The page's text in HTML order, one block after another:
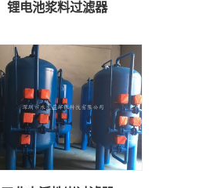
锂电池浆料过滤器